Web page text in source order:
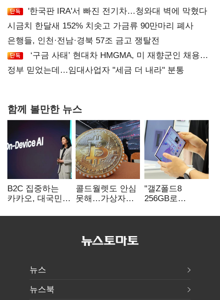
'한국판 IRA'서 빠진 전기차…청와대 벽에 막혔다
시금치 한달새 152% 치솟고 가금류 90만마리 폐사
은행들, 인천·전남·경북 57조 금고 쟁탈전
‘구금 사태’ 현대차 HMGMA, 미 재향군인 채용
확대로 분위기 반전
정부 믿었는데…임대사업자 "세금 더 내라" 분통
함께 볼만한 뉴스
B2C 집중하는
카카오, 대국민
AI' 사활
콜드월렛도 안심
못해…가상자산
'보안 시험대'
"갤Z폴드8
256GB로
추가"
뉴스
뉴스북